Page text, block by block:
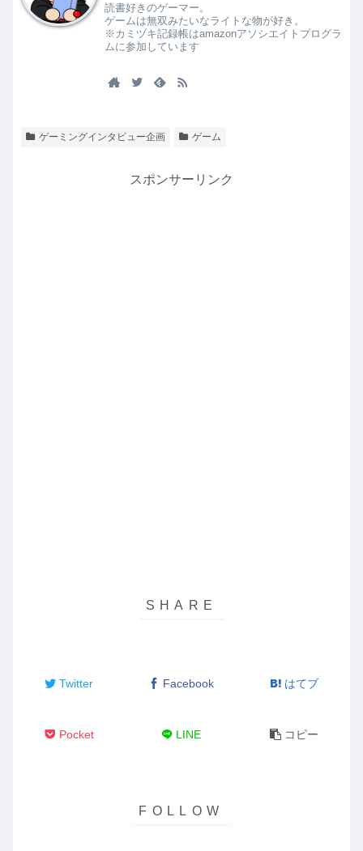
読書好きのゲーマー。
ゲームは無双みたいなライトな物が好き。
※カミヅキ記録帳はamazonアソシエイトプログラ
ムに参加しています
ゲーミングインタビュー企画 ゲーム
スポンサーリンク
Twitter Facebook はてブ
Pocket LINE コピー